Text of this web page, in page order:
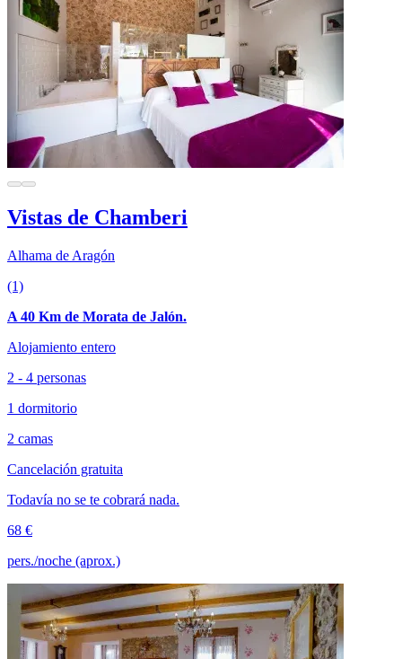
Vistas de Chamberi
Alhama de Aragón
(1)
A 40 Km de Morata de Jalón.
Alojamiento entero
2 - 4 personas
1 dormitorio
2 camas
Cancelación gratuita
Todavía no se te cobrará nada.
68 €
pers./noche (aprox.)